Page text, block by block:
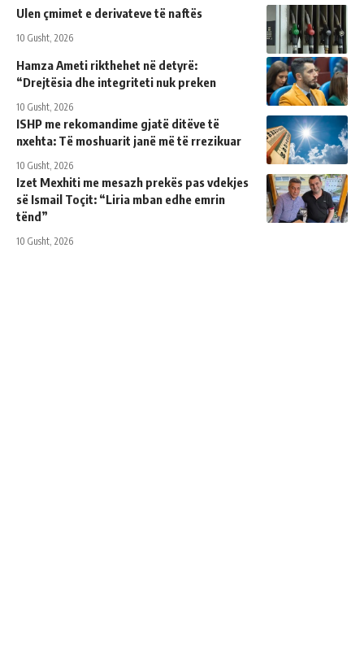
Ulen çmimet e derivateve të naftës
10 Gusht, 2026
Hamza Ameti rikthehet në detyrë:
“Drejtësia dhe integriteti nuk preken
10 Gusht, 2026
ISHP me rekomandime gjatë ditëve të
nxehta: Të moshuarit janë më të rrezikuar
10 Gusht, 2026
Izet Mexhiti me mesazh prekës pas vdekjes
së Ismail Toçit: “Liria mban edhe emrin
tënd”
10 Gusht, 2026